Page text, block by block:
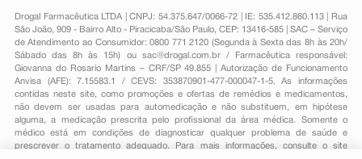
Drogal Farmacêutica LTDA | CNPJ: 54.375.647/0066-72 | IE: 535.412.860.113 | Rua
São João, 909 - Bairro Alto - Piracicaba/São Paulo, CEP: 13416-585 | SAC – Serviço
de Atendimento ao Consumidor: 0800 771 2120 (Segunda à Sexta das 8h às 20h/
Sábado das 8h às 15h) ou sac@drogal.com.br/ Farmacêutica responsável:
Giovanna do Rosario Martins – CRF/SP 49.855 | Autorização de Funcionamento
Anvisa (AFE): 7.15583.1 / CEVS: 353870901-477-000047-1-5. As informações
contidas neste site, como promoções e ofertas de remédios e medicamentos,
não devem ser usadas para automedicação e não substituem, em hipótese
alguma, a medicação prescrita pelo profissional da área médica. Somente o
médico está em condições de diagnosticar qualquer problema de saúde e
prescrever o tratamento adequado. Para mais informações, consulte o site